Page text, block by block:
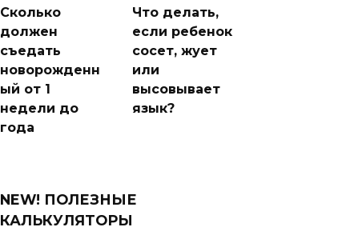
Сколько
должен
съедать
новорожденн
ый от 1
недели до
года
Что делать,
если ребенок
сосет, жует
или
высовывает
язык?
NEW! ПОЛЕЗНЫЕ
КАЛЬКУЛЯТОРЫ